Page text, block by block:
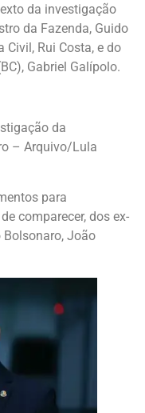
da investigação
da Fazenda, Guido
Rui Costa, e do
Gabriel Galípolo.
da
– Arquivo/Lula
para
comparecer, dos ex-
João